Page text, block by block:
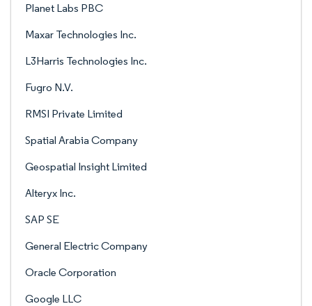
Planet Labs PBC
Maxar Technologies Inc.
L3Harris Technologies Inc.
Fugro N.V.
RMSI Private Limited
Spatial Arabia Company
Geospatial Insight Limited
Alteryx Inc.
SAP SE
General Electric Company
Oracle Corporation
Google LLC